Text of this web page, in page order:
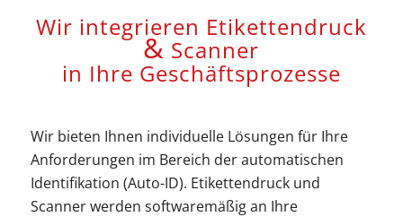
Wir integrieren Etikettendruck
& Scanner
in Ihre Geschäftsprozesse
Wir bieten Ihnen individuelle Lösungen für Ihre
Anforderungen im Bereich der automatischen
Identifikation (Auto-ID). Etikettendruck und
Scanner werden softwaremäßig an Ihre